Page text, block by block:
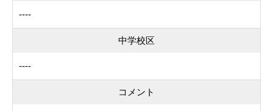
----
中学校区
----
コメント